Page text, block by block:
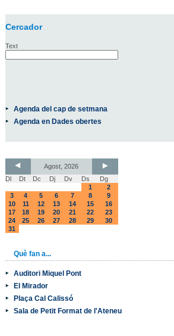
Cercador
Text
Agenda del cap de setmana
Agenda en Dades obertes
Agost, 2026
Dl
Dt Dc Dj Dv Ds
Dg
1
2
3
4 5 6 7 8
9
10
11 12 13 14 15
16
17
18 19 20 21 22
23
24
25 26 27 28 29
30
31
Què fan a...
Auditori Miquel Pont
El Mirador
Plaça Cal Calissó
Sala de Petit Format de l'Ateneu